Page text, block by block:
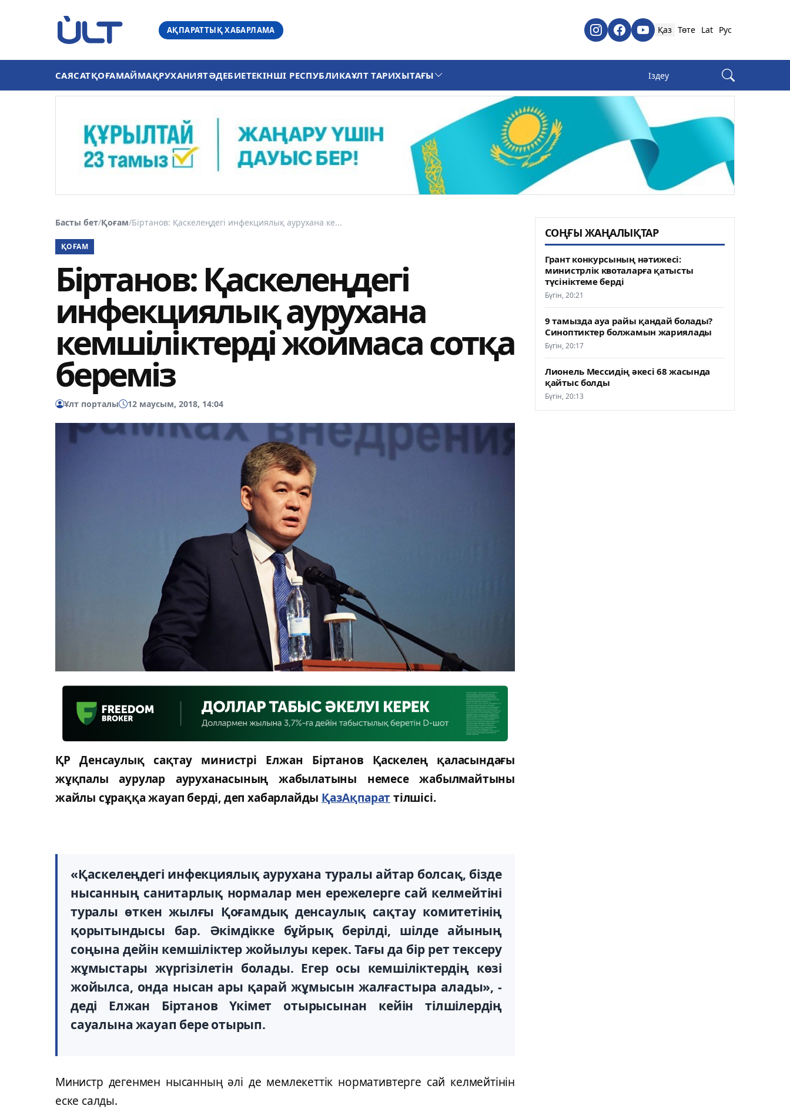
АҚПАРАТТЫҚ ХАБАРЛАМА Қаз Төте Lat Рус
САЯСАТҚОҒАМАЙМАҚРУХАНИЯТӘДЕБИЕТЕКІНШІ РЕСПУБЛИКАҰЛТ ТАРИХЫТАҒЫ
Басты бет/Қоғам/Біртанов: Қаскелеңдегі инфекциялық аурухана ке...
ҚОҒАМ
Біртанов: Қаскелеңдегі
инфекциялық аурухана
кемшіліктерді жоймаса сотқа
береміз
Ұлт порталы 12 маусым, 2018, 14:04
ҚР Денсаулық сақтау министрі Елжан Біртанов Қаскелең қаласындағы
жұқпалы аурулар ауруханасының жабылатыны немесе жабылмайтыны
жайлы сұраққа жауап берді, деп хабарлайды ҚазАқпарат тілшісі.
«Қаскелеңдегі инфекциялық аурухана туралы айтар болсақ, бізде
нысанның санитарлық нормалар мен ережелерге сай келмейтіні
туралы өткен жылғы Қоғамдық денсаулық сақтау комитетінің
қорытындысы бар. Әкімдікке бұйрық берілді, шілде айының
соңына дейін кемшіліктер жойылуы керек. Тағы да бір рет тексеру
жұмыстары жүргізілетін болады. Егер осы кемшіліктердің көзі
жойылса, онда нысан ары қарай жұмысын жалғастыра алады», -
деді Елжан Біртанов Үкімет отырысынан кейін тілшілердің
сауалына жауап бере отырып.
Министр дегенмен нысанның әлі де мемлекеттік нормативтерге сай келмейтінін
еске салды.
СОҢҒЫ ЖАҢАЛЫҚТАР
Грант конкурсының нәтижесі:
министрлік квоталарға қатысты
түсініктеме берді
Бүгін, 20:21
9 тамызда ауа райы қандай болады?
Синоптиктер болжамын жариялады
Бүгін, 20:17
Лионель Мессидің әкесі 68 жасында
қайтыс болды
Бүгін, 20:13